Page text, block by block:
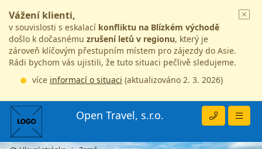
Vážení klienti,
v souvislosti s eskalací konfliktu na Blízkém východě
došlo k dočasnému zrušení letů v regionu, který je
zároveň klíčovým přestupním místem pro zájezdy do Asie.
Rádi bychom vás ujistili, že tuto situaci pečlivě sledujeme.
více informací o situaci (aktualizováno 2. 3. 2026)
Open Travel, s.r.o.